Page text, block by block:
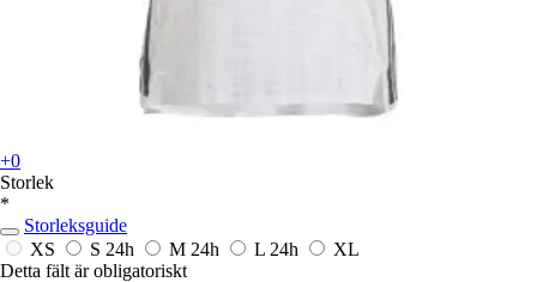
+0
Storlek
*
Storleksguide
XS
S 24h M 24h L 24h
XL
Detta fält är obligatoriskt